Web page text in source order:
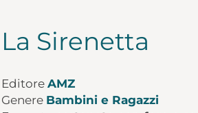
La Sirenetta
Editore AMZ
Genere Bambini e Ragazzi